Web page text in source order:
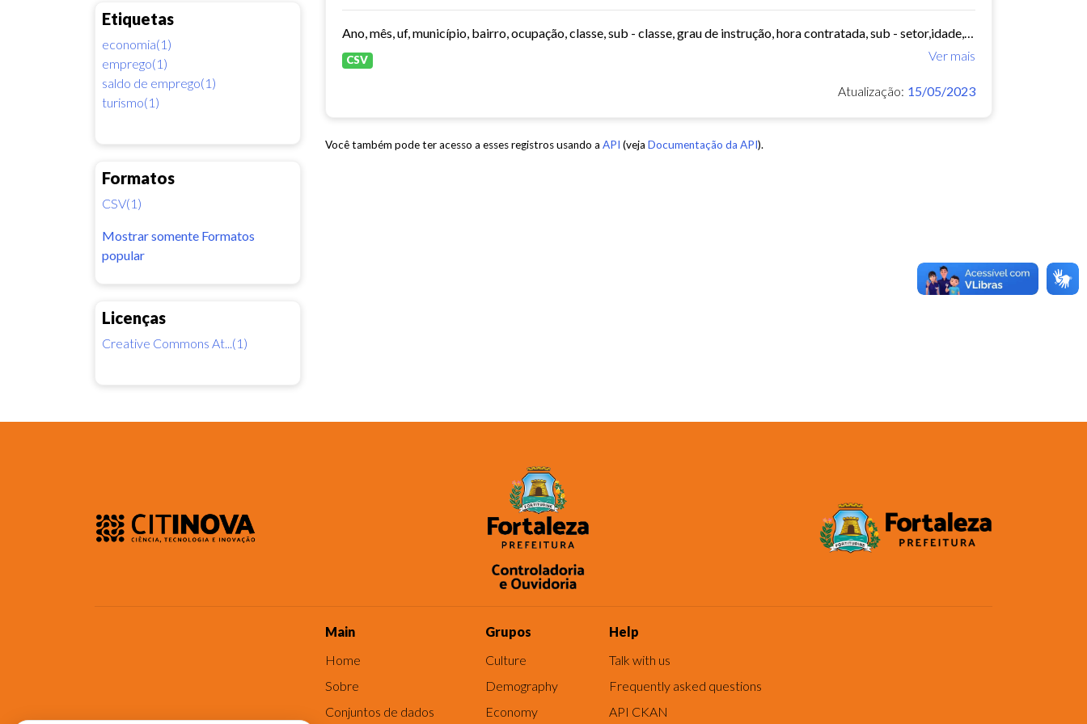
Etiquetas
economia(1)
emprego(1)
saldo de emprego(1)
turismo(1)
Formatos
CSV(1)
Mostrar somente Formatos
popular
Licenças
Creative Commons At...(1)
Ano, mês, uf, município, bairro, ocupação, classe, sub - classe, grau de instrução, hora contratada, sub - setor,idade, salário, meses trabalhados, estabelecimento, tipo...
Ver mais
CSV
Atualização: 15/05/2023
Você também pode ter acesso a esses registros usando a API (veja Documentação da API).
Main
Home
Sobre
Conjuntos de dados
Grupos
Culture
Demography
Economy
Help
Talk with us
Frequently asked questions
API CKAN